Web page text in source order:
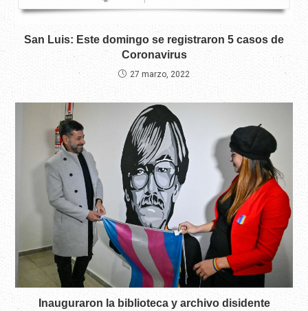
San Luis: Este domingo se registraron 5 casos de
Coronavirus
27 marzo, 2022
Inauguraron la biblioteca y archivo disidente